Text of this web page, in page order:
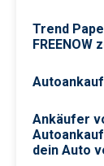
Trend
Ankäufer
dein Auto